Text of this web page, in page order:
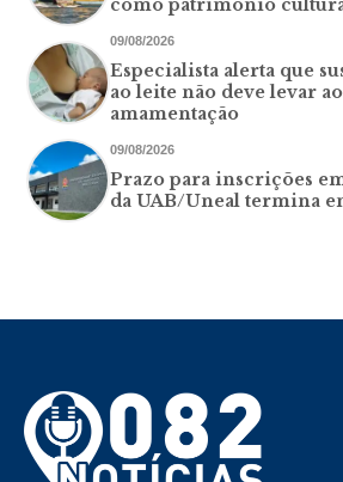
como patrimônio
09/08/2026
Especialista alerta que
ao leite não deve levar
amamentação
09/08/2026
Prazo para inscrições
da UAB/Uneal termina